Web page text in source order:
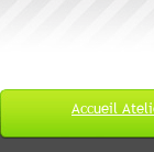
Accueil